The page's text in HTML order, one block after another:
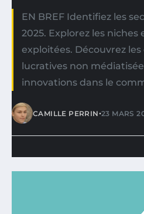
EN BREF Identifiez les
2025. Explorez les niches
exploitées. Découvrez
lucratives non
innovations dans le
CAMILLE PERRIN•23 MARS